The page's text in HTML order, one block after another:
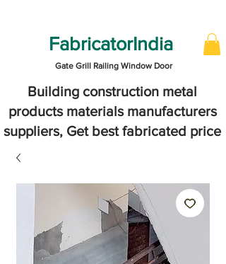
FabricatorIndia
Gate Grill Railing Window Door
Building construction metal
products materials manufacturers
suppliers, Get best fabricated price